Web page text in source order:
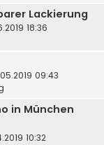
Lackierung
18:36
09:43
in München
10:32